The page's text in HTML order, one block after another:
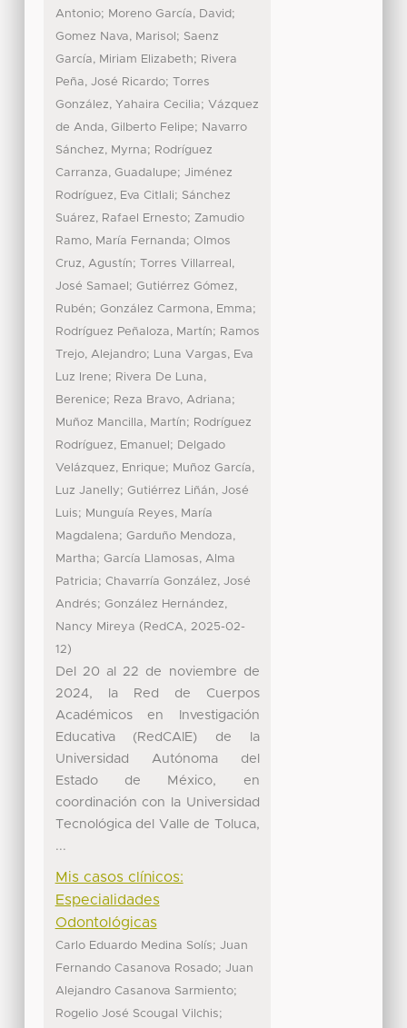
Antonio; Moreno García, David;
Gomez Nava, Marisol ; Saenz
García, Miriam Elizabeth; Rivera
Peña, José Ricardo; Torres
González, Yahaira Cecilia; Vázquez
de Anda, Gilberto Felipe; Navarro
Sánchez, Myrna; Rodríguez
Carranza, Guadalupe; Jiménez
Rodríguez, Eva Citlali; Sánchez
Suárez, Rafael Ernesto; Zamudio
Ramo, María Fernanda; Olmos
Cruz, Agustín; Torres Villarreal,
José Samael ; Gutiérrez Gómez,
Rubén; González Carmona, Emma;
Rodríguez Peñaloza, Martín; Ramos
Trejo, Alejandro; Luna Vargas, Eva
Luz Irene; Rivera De Luna,
Berenice; Reza Bravo, Adriana;
Muñoz Mancilla, Martín; Rodríguez
Rodríguez, Emanuel ; Delgado
Velázquez, Enrique; Muñoz García,
Luz Janelly; Gutiérrez Liñán, José
Luis; Munguía Reyes, María
Magdalena; Garduño Mendoza,
Martha; García Llamosas, Alma
Patricia; Chavarría González, José
Andrés; González Hernández,
Nancy Mireya ( RedCA, 2025-02-
12)
Del 20 al 22 de noviembre de
2024, la Red de Cuerpos
Académicos en Investigación
Educativa (RedCAIE) de la
Universidad Autónoma del
Estado de México, en
coordinación con la Universidad
Tecnológica del Valle de Toluca,
...
Mis casos clínicos:
Especialidades
Odontológicas
Carlo Eduardo Medina Solís; Juan
Fernando Casanova Rosado; Juan
Alejandro Casanova Sarmiento;
Rogelio José Scougal Vilchis;